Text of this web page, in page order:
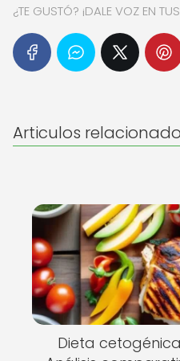
¿TE GUSTÓ? ¡DALE VOZ EN
Articulos
Dieta